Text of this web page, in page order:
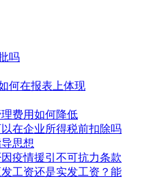
吗
何在报表上体现
费用如何降低
在企业所得税前扣除吗
思想
疫情援引不可抗力条款
工资还是实发工资？能